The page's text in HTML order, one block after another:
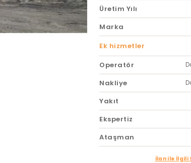
Üretim Yılı
Marka
Ek hizmetler
Operatör
Nakliye
Yakıt
Ekspertiz
Ataşman
İlan ile İlgili